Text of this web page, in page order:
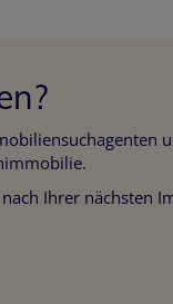
Ihrer nächsten